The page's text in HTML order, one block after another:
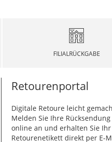
FILIALRÜCKGABE
Retourenportal
Digitale Retoure leicht
Melden Sie Ihre
online an und erhalten Sie Ihr
Retourenetikett direkt per E-